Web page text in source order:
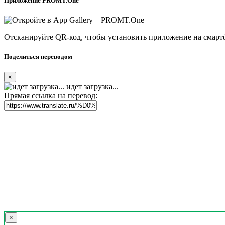
Отсканируйте QR-код, чтобы установить приложение на
Поделиться переводом
×
идет загрузка...
Прямая ссылка на перевод:
×